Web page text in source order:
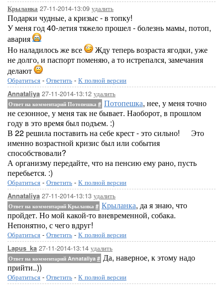
Крыланка 27-11-2014-13:09 удалить
Подарки чудные, а кризыс - в топку!
У меня год 40-летия тяжело прошел - болезнь мамы, потоп,
авария
Но наладилось же все
Жду теперь возраста ягодки, уже
не долго, и паспорт поменяю, а то истрепался, замечания
делают
Обратиться - Ответить - К полной версии
Annataliya 27-11-2014-13:12 удалить
Ответ на комментарий Потопешка # Потопешка, нее, у меня точно
не сезонное, у меня так не бывает. Наоборот, в прошлом
году в это время был подъем. :)
В 22 решила поставить на себе крест - это сильно!
Это
именно возрастной кризис был или события
способствовали?
А организму передайте, что на пенсию ему рано, пусть
перебьется. :)
Обратиться - Ответить - К полной версии
Annataliya 27-11-2014-13:13 удалить
Ответ на комментарий Крыланка # Крыланка, да я знаю, что
пройдет. Но мой какой-то вневременной, собака.
Непонятно, с чего вдруг!
Обратиться - Ответить - К полной версии
Lapus_ka 27-11-2014-13:14 удалить
Ответ на комментарий Annataliya # Да, наверное, к этому надо
прийти..))
Обратиться - Ответить - К полной версии